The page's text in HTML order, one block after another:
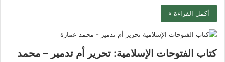
أكمل القراءة »
كتاب ‫الفتوحات الإسلامية: تحرير أم تدمير‬ – محمد